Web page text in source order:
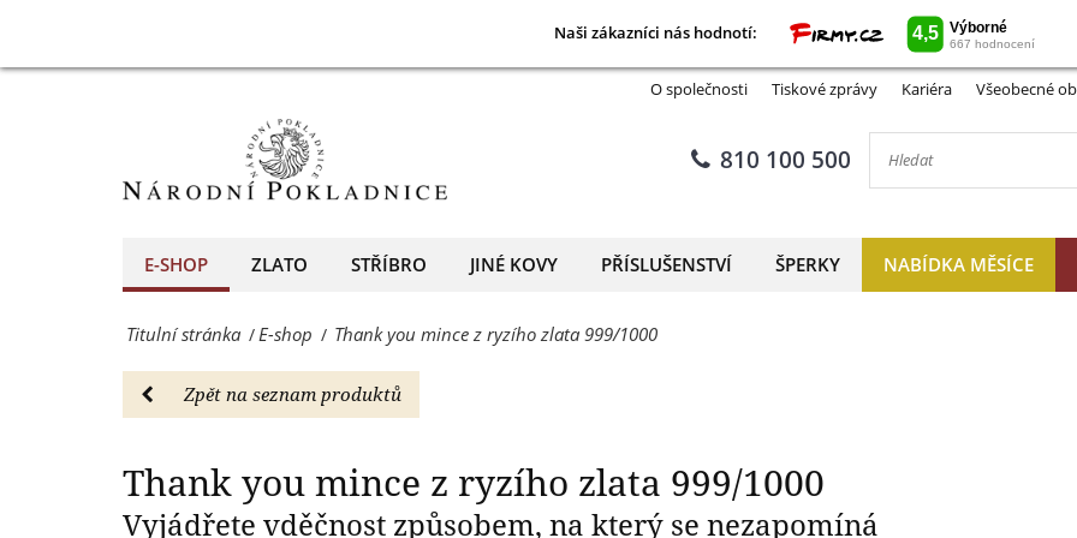
Naši zákazníci nás hodnotí:
zlata
999/1000
shop
O společnosti Tiskové zprávy Kariéra Všeobecné
810 100 500
E-SHOP ZLATO STŘÍBRO JINÉ KOVY PŘÍSLUŠENSTVÍ ŠPERKY NABÍDKA MĚSÍCE
Titulní stránka /E-shop / Thank you mince z ryzího zlata 999/1000
Zpět na seznam produktů
Thank you mince z ryzího zlata 999/1000
Vyjádřete vděčnost způsobem, na který se nezapomíná
Thank you mince z ryzího zlata
Naši zákazníci nás hodnotí:
-
-
Pokladnice
přední
evropský
mincí